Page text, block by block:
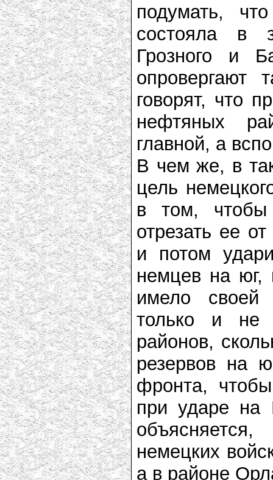
подумать,
состояла в
Грозного и
опровергают
говорят, что
нефтяных
главной, а
В чем же, в
цель
в том, чтобы
отрезать ее
и потом
немцев на юг,
имело своей
только и не
районов,
резервов на
фронта,
при ударе на
немецких
а в районе